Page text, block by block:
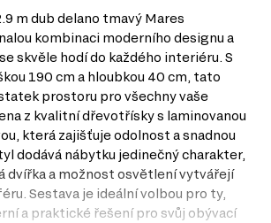
m dub delano tmavý Mares
kombinaci moderního designu a
skvěle hodí do každého interiéru. S
190 cm a hloubkou 40 cm, tato
prostoru pro všechny vaše
z kvalitní dřevotřísky s laminovanou
která zajišťuje odolnost a snadnou
dodává nábytku jedinečný charakter,
dvířka a možnost osvětlení vytvářejí
Sestava je ideální volbou pro ty,
a praktické řešení pro svůj obývací